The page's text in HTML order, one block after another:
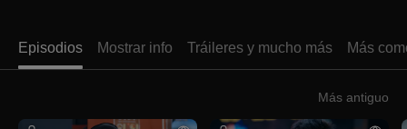
Episodios Mostrar info Tráileres y mucho más Más
Más antiguo